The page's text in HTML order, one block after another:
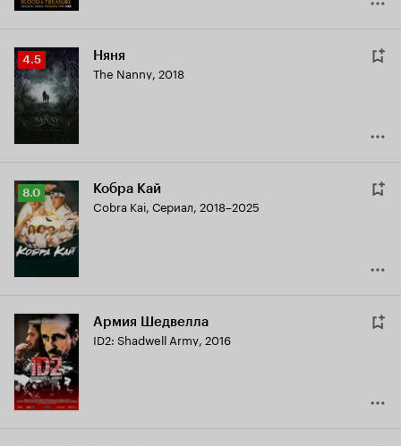
Рейтинг
Кинопоиска
4.5
4.5 Няня
The Nanny, 2018
Рейтинг
Кинопоиска
8.0
8.0 Кобра Кай
Cobra Kai, Сериал, 2018–2025
Армия Шедвелла
ID2: Shadwell Army, 2016